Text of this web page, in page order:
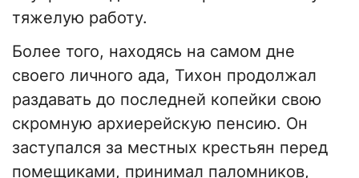
тяжелую работу.
​Более того, находясь на самом дне
своего личного ада, Тихон продолжал
раздавать до последней копейки свою
скромную архиерейскую пенсию. Он
заступался за местных крестьян перед
помещиками, принимал паломников,